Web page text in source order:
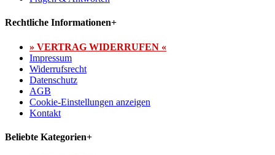
Rechtliche Informationen+
» VERTRAG WIDERRUFEN «
Impressum
Widerrufsrecht
Datenschutz
AGB
Cookie-Einstellungen anzeigen
Kontakt
Beliebte Kategorien+